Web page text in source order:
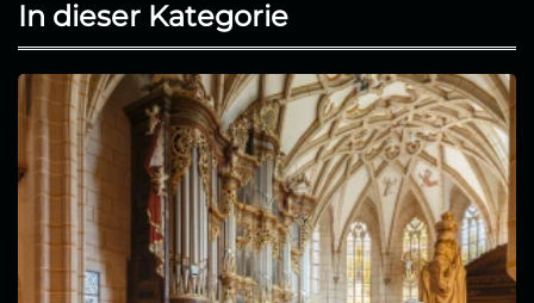
In dieser Kategorie